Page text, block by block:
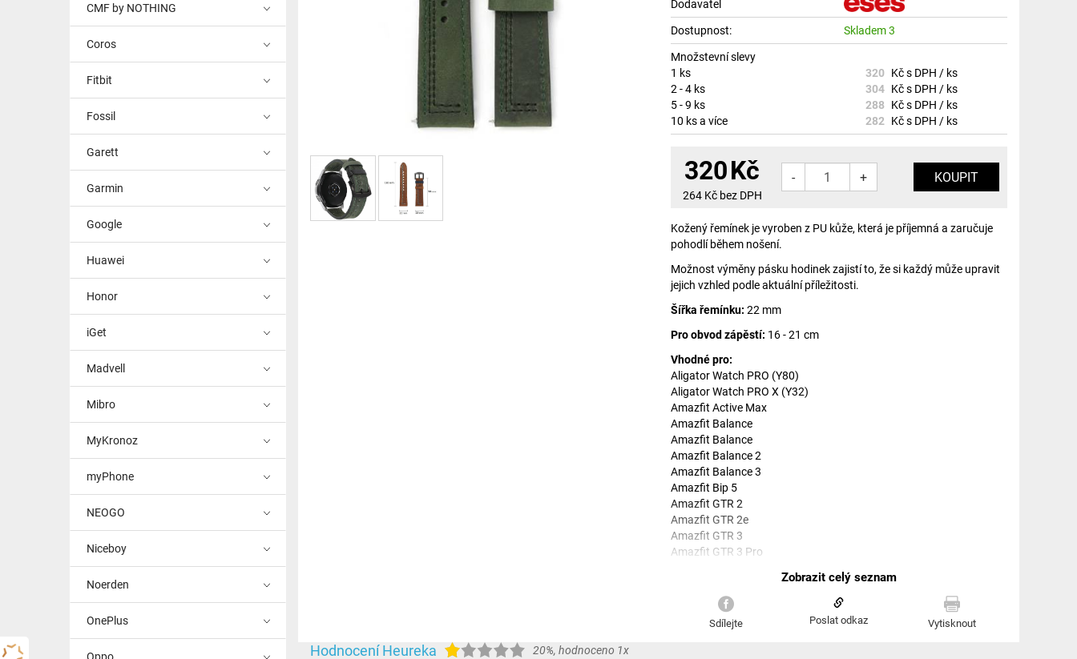
CMF by NOTHING
Coros
Fitbit
Fossil
Garett
Garmin
Google
Huawei
Honor
iGet
Madvell
Mibro
MyKronoz
myPhone
NEOGO
Niceboy
Noerden
OnePlus
Dodavatel
Dostupnost:
Skladem 3
Množstevní slevy
1 ks
320 Kč s DPH / ks
2 - 4 ks
304 Kč s DPH / ks
5 - 9 ks
288 Kč s DPH / ks
10 ks a více
282 Kč s DPH / ks
320Kč
264 Kč bez DPH
- +
Kožený řemínek je vyroben z PU kůže, která je příjemná a zaručuje
pohodlí během nošení.
Možnost výměny pásku hodinek zajistí to, že si každý může upravit
jejich vzhled podle aktuální příležitosti.
Šířka řemínku: 22 mm
Pro obvod zápěstí: 16 - 21 cm
Vhodné pro:
Aligator Watch PRO (Y80)
Aligator Watch PRO X (Y32)
Amazfit Active Max
Amazfit Balance
Amazfit Balance
Amazfit Balance 2
Amazfit Balance 3
Amazfit Bip 5
Amazfit GTR 2
Amazfit GTR 2e
Amazfit GTR 3
Amazfit GTR 3 Pro
Amazfit Cheetah 2 Ultra
Amazfit Cheetah Pro
Amazfit Cheetah Speedster (round)
Sdílejte Poslat odkaz Vytisknout
Hodnocení Heureka 20%, hodnoceno 1x